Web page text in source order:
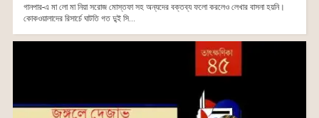
গানপার-এ মা লো মা নিয়া সরোজ মোস্তফা সহ অন্যদের বক্তব্য ফলো করলেও লেখার বাসনা হয়নি।
কোকওয়ালাদের রিসার্চে ঘাটতি গত দু্ই সি...